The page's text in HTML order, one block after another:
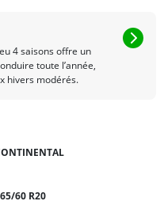
4 saisons offre un
toute l’année,
hivers modérés.
60 R20